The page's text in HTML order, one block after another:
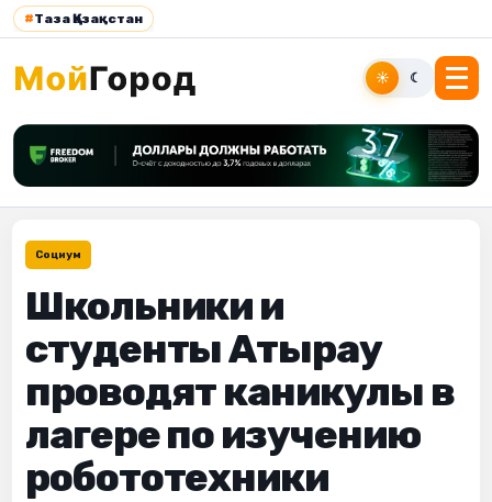
#Таза Қазақстан
☀ ☾
Социум
Школьники и
студенты Атырау
проводят каникулы в
лагере по изучению
робототехники